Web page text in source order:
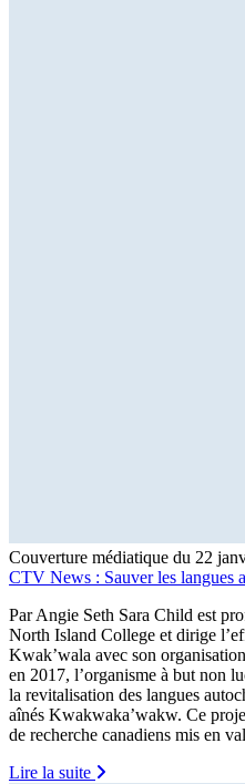
Couverture médiatique du 22
CTV News : Sauver les langues
Par Angie Seth Sara Child est
North Island College et dirige
Kwak’wala avec son
en 2017, l’organisme à but non
la revitalisation des langues
aînés Kwakwaka’wakw. Ce
de recherche canadiens mis en
Lire la suite